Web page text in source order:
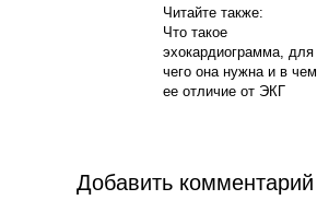
Читайте также:
Что такое
эхокардиограмма, для
чего она нужна и в чем
ее отличие от ЭКГ
Добавить комментарий